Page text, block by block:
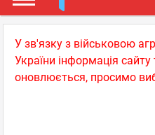
У зв'язку з військовою
України інформація
оновлюється, просимо